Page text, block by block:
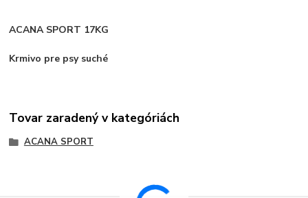
ACANA SPORT 17KG
Krmivo pre psy suché
Tovar zaradený v kategóriách
ACANA SPORT